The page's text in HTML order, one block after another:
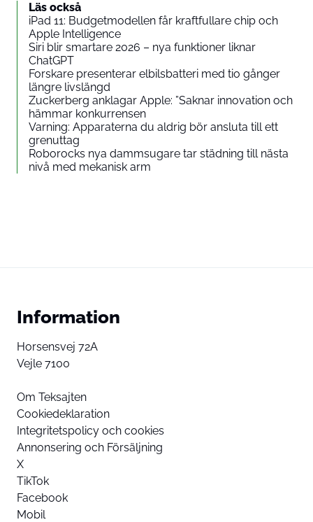
Läs också
iPad 11: Budgetmodellen får kraftfullare chip och
Apple Intelligence
Siri blir smartare 2026 – nya funktioner liknar
ChatGPT
Forskare presenterar elbilsbatteri med tio gånger
längre livslängd
Zuckerberg anklagar Apple: ”Saknar innovation och
hämmar konkurrensen
Varning: Apparaterna du aldrig bör ansluta till ett
grenuttag
Roborocks nya dammsugare tar städning till nästa
nivå med mekanisk arm
Information
Horsensvej 72A
Vejle 7100
Om Teksajten
Cookiedeklaration
Integritetspolicy och cookies
Annonsering och Försäljning
X
TikTok
Facebook
Mobil